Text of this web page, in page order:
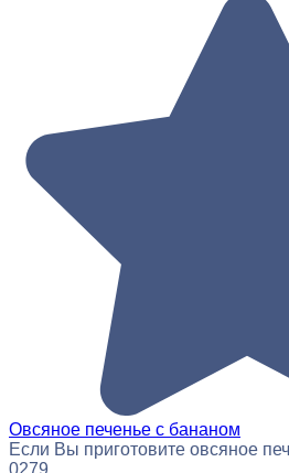
Овсяное печенье с бананом
Если Вы приготовите овсяное